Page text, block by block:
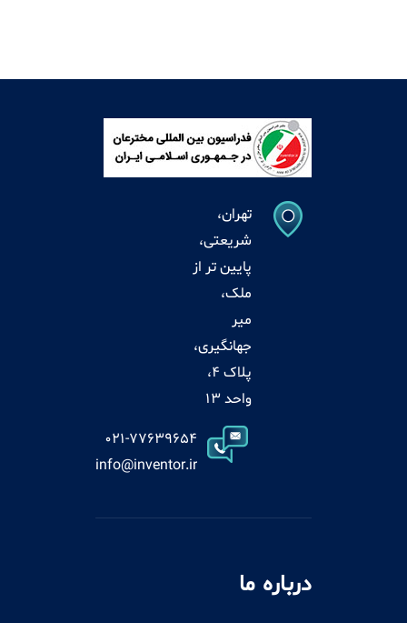
تهران،
شریعتی،
پایین تر از
ملک،
میر
جهانگیری،
پلاک 4،
واحد 13
021-77639654
info@inventor.ir
درباره ما